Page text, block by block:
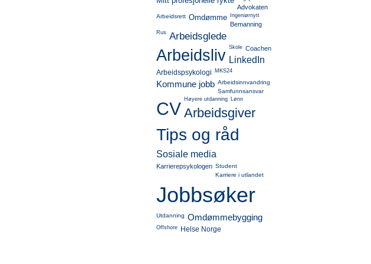
Advokaten
Arbeidsrett Omdømme Ingeniørnytt
Bemanning
Rus Arbeidsglede
Arbeidsliv Skole Coachen
LinkedIn
Arbeidspsykologi MKS24
Kommune jobb Arbeidsinnvandring
Samfunnsansvar
CV Høyere utdanning Lønn
Arbeidsgiver
Tips og råd
Sosiale media
Karrierepsykologen Student
Karriere i utlandet
Jobbsøker
Utdanning Omdømmebygging
Offshore Helse Norge